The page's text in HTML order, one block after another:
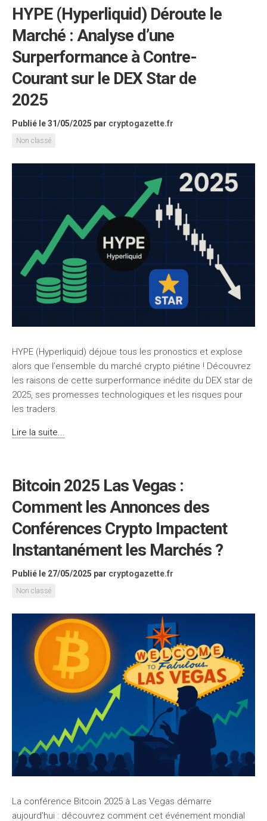
HYPE (Hyperliquid) Déroute le
Marché : Analyse d’une
Surperformance à Contre-
Courant sur le DEX Star de
2025
Publié le 31/05/2025 par cryptogazette.fr
Non classé
HYPE (Hyperliquid) déjoue tous les pronostics et explose
alors que l’ensemble du marché crypto piétine ! Découvrez
les raisons de cette surperformance inédite du DEX star de
2025, ses promesses technologiques et les risques pour
les traders.
Lire la suite...
Bitcoin 2025 Las Vegas :
Comment les Annonces des
Conférences Crypto Impactent
Instantanément les Marchés ?
Publié le 27/05/2025 par cryptogazette.fr
Non classé
La conférence Bitcoin 2025 à Las Vegas démarre
aujourd’hui : découvrez comment cet événement mondial